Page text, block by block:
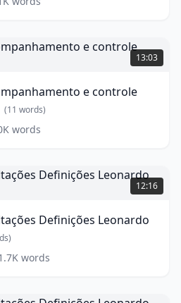
13:03
e controle
(11 words)
words
12:16
words